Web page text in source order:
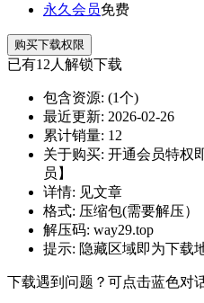
永久会员免费
购买下载权限
已有12 人解锁下载
包含资源: (1个)
最近更新: 2026-02-26
累计销量: 12
关于购买: 开通会员特权
员】
详情: 见文章
格式: 压缩包(需要解压）
解压码: way29.top
提示: 隐藏区域即为下载
下载遇到问题？可点击蓝色对